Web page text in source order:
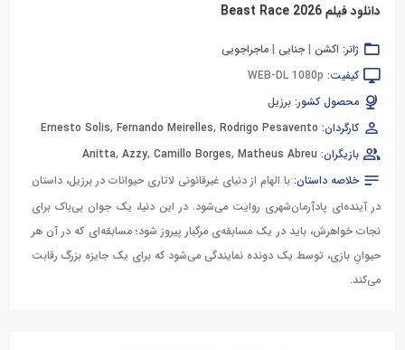
دانلود فیلم Beast Race 2026
ژانر: اکشن | جنایی | ماجراجویی
کیفیت: WEB-DL 1080p
محصول کشور: برزیل
کارگردان:
Ernesto Solis, Fernando Meirelles, Rodrigo Pesavento
بازیگران:
Anitta, Azzy, Camillo Borges, Matheus Abreu
خلاصه داستان: با الهام از دنیای غیرقانونی لاتاری حیوانات در برزیل، داستان
در آینده‌ای پادآرمان‌شهری روایت می‌شود. در این دنیا، یک جوان بی‌باک برای
نجات خواهرش، باید در یک مسابقه‌ی مرگبار پیروز شود؛ مسابقه‌ای که در آن هر
حیوانِ بازی، توسط یک دونده نمایندگی می‌شود که برای یک جایزه بزرگ رقابت
می‌کند.